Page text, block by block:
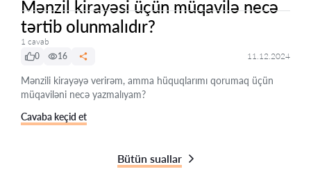
Mənzil kirayəsi üçün müqavilə necə
tərtib olunmalıdır?
1 cavab
0
16 11.12.2024
Mənzili kirayəyə verirəm, amma hüquqlarımı qorumaq üçün
müqaviləni necə yazmalıyam?
Cavaba keçid et
Bütün suallar